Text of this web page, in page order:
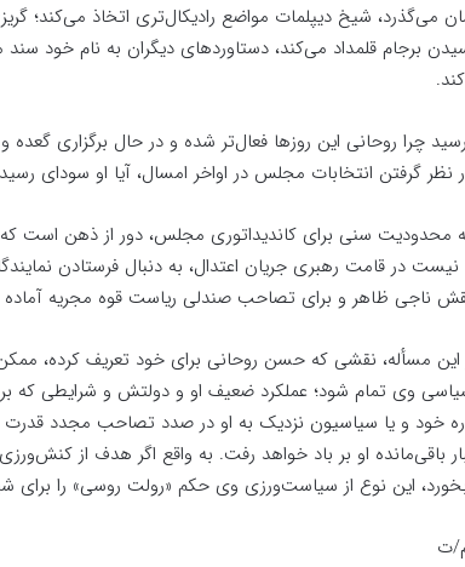
می‌گذرد، شیخ دیپلمات مواضع رادیکال‌تری اتخاذ می‌کند؛
برجام قلمداد می‌کند، دستاوردهای دیگران به نام خود
چرا روحانی این روزها فعال‌تر شده و در حال برگزاری
نظر گرفتن انتخابات مجلس در اواخر امسال، آیا او سودای
محدودیت سنی برای کاندیداتوری مجلس، دور از ذهن است که
نیست در قامت رهبری جریان اعتدال، به دنبال فرستادن
این مسأله، نقشی که حسن روحانی برای خود تعریف کرده،
وی تمام شود؛ عملکرد ضعیف او و دولتش و شرایطی که
خود و یا سیاسیون نزدیک به او در صدد تصاحب مجدد قدرت
باقی‌مانده او بر باد خواهد رفت. به واقع اگر هدف از
این نوع از سیاست‌ورزی وی حکم «رولت روسی» را برای
ت